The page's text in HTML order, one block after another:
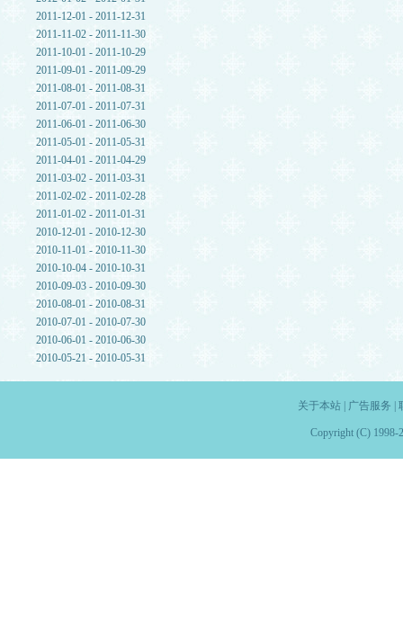
2011-12-01 - 2011-12-31
2011-11-02 - 2011-11-30
2011-10-01 - 2011-10-29
2011-09-01 - 2011-09-29
2011-08-01 - 2011-08-31
2011-07-01 - 2011-07-31
2011-06-01 - 2011-06-30
2011-05-01 - 2011-05-31
2011-04-01 - 2011-04-29
2011-03-02 - 2011-03-31
2011-02-02 - 2011-02-28
2011-01-02 - 2011-01-31
2010-12-01 - 2010-12-30
2010-11-01 - 2010-11-30
2010-10-04 - 2010-10-31
2010-09-03 - 2010-09-30
2010-08-01 - 2010-08-31
2010-07-01 - 2010-07-30
2010-06-01 - 2010-06-30
2010-05-21 - 2010-05-31
关于本站| 广告服务
Copyright (C) 1998-